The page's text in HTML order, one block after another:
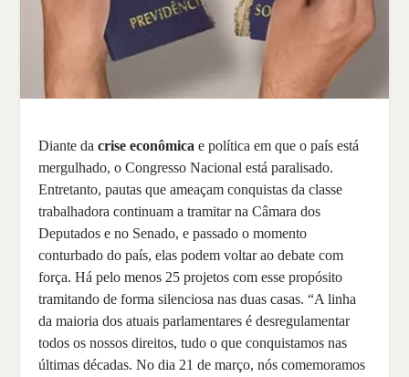
Diante dacrise econômica e política em que o país está
mergulhado, o Congresso Nacional está paralisado.
Entretanto, pautas que ameaçam conquistas da classe
trabalhadora continuam a tramitar na Câmara dos
Deputados e no Senado, e passado o momento
conturbado do país, elas podem voltar ao debate com
força. Há pelo menos 25 projetos com esse propósito
tramitando de forma silenciosa nas duas casas. “A linha
da maioria dos atuais parlamentares é desregulamentar
todos os nossos direitos, tudo o que conquistamos nas
últimas décadas. No dia 21 de março, nós comemoramos